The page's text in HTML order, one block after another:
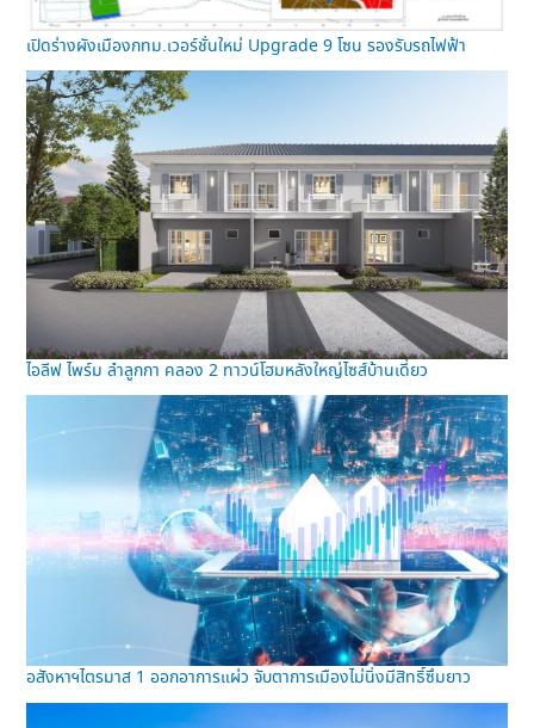
เปิดร่างผังเมืองกทม.เวอร์ชั่นใหม่ Upgrade 9 โซน รองรับรถไฟฟ้า
ไอลีฟ ไพร์ม ลำลูกกา คลอง 2 ทาวน์โฮมหลังใหญ่ไซส์บ้านเดี่ยว
อสังหาฯไตรมาส 1 ออกอาการแผ่ว จับตาการเมืองไม่นิ่งมีสิทธิ์ซึมยาว